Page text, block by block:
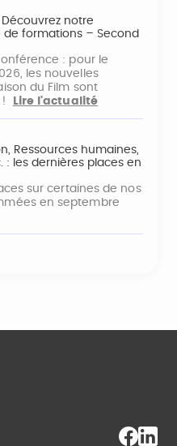
notre
formations – Second
: pour le
les nouvelles
du Film sont
!
Lire l'actualité
Ressources humaines,
: les dernières places en
sur certaines de nos
en septembre